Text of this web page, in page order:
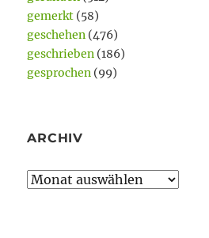
gemerkt (58)
geschehen (476)
geschrieben (186)
gesprochen (99)
ARCHIV
Archiv